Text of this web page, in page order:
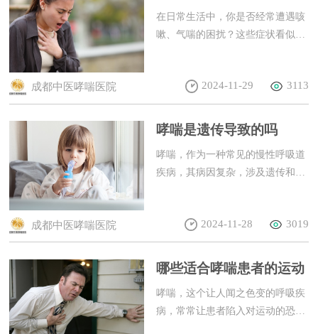
支气管疾病在作祟
在日常生活中，你是否经常遭遇咳
嗽、气喘的困扰？这些症状看似平
保护我们的呼吸健康至关重要。
成都中医哮喘医院 2024-11-29 3113
哮喘是遗传导致的吗
哮喘，作为一种常见的慢性呼吸道
疾病，其病因复杂，涉及遗传和环
哮喘的遗传性。
成都中医哮喘医院 2024-11-28 3019
哪些适合哮喘患者的运动
哮喘，这个让人闻之色变的呼吸疾
病，常常让患者陷入对运动的恐惧